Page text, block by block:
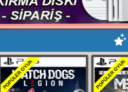
POPÜLER OYUN POPÜLER OYUN